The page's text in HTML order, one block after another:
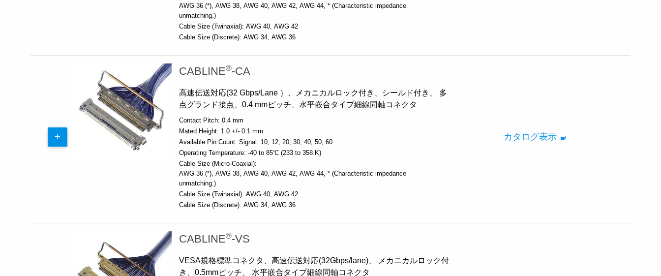
AWG 36 (*) AWG 38 AWG 40 AWG 42 AWG 44 * (Characteristic impedance
unmatching.)
Cable Size (Twinaxial): AWG 40 AWG 42
Cable Size (Discrete): AWG 34 AWG 36
CABLINE®-CA
高速伝送対応(32 Gbps/Lane ）、メカニカルロック付き、シールド付き、 多
点グランド接点、0.4 mmピッチ、水平嵌合タイプ細線同軸コネクタ
Contact Pitch: 0.4 mm
Mated Height: 1.0 +/- 0.1 mm
Available Pin Count: Signal: 10, 12, 20, 30, 40, 50, 60
Operating Temperature: -40 to 85℃ (233 to 358 K)
Cable Size (Micro-Coaxial):
AWG 36 (*) AWG 38 AWG 40 AWG 42 AWG 44 * (Characteristic impedance
unmatching.)
Cable Size (Twinaxial): AWG 40 AWG 42
Cable Size (Discrete): AWG 34 AWG 36
カタログ表示
CABLINE®-VS
VESA規格標準コネクタ、高速伝送対応(32Gbps/lane)、 メカニカルロック付
き、0.5mmピッチ、 水平嵌合タイプ細線同軸コネクタ